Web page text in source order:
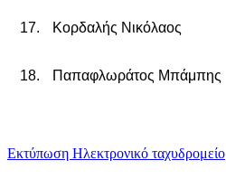
17. Κορδαλής Νικόλαος
18. Παπαφλωράτος Μπάμπης
Εκτύπωση Ηλεκτρονικό ταχυδρομείο